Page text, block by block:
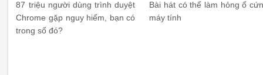
87 triệu người dùng trình duyệt
Chrome gặp nguy hiểm, bạn có
trong số đó?
Bài hát có thể làm hỏng ổ
máy tính